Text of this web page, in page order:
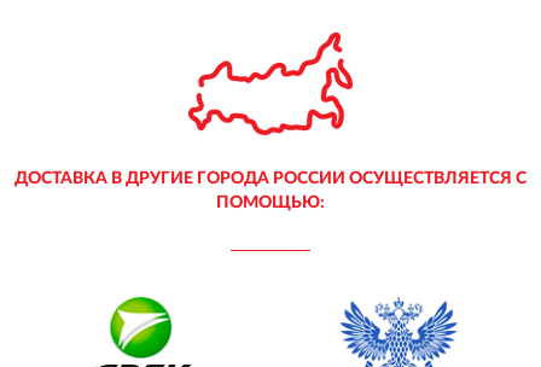
ДОСТАВКА В ДРУГИЕ ГОРОДА РОССИИ ОСУЩЕСТВЛЯЕТСЯ С
ПОМОЩЬЮ: